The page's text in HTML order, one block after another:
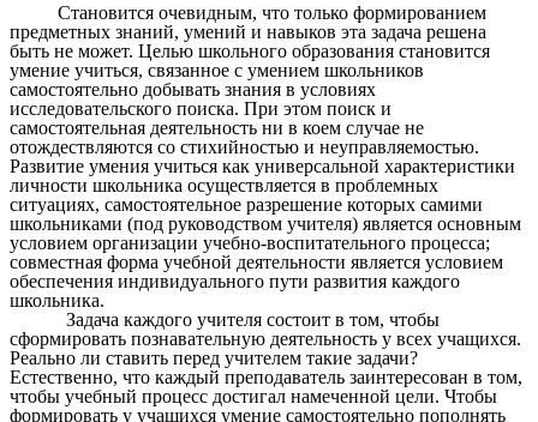
Становится очевидным, что только формированием
предметных знаний, умений и навыков эта задача решена
быть не может. Целью школьного образования становится
умение учиться, связанное с умением школьников
самостоятельно добывать знания в условиях
исследовательского поиска. При этом поиск и
самостоятельная деятельность ни в коем случае не
отождествляются со стихийностью и неуправляемостью.
Развитие умения учиться как универсальной характеристики
личности школьника осуществляется в проблемных
ситуациях, самостоятельное разрешение которых самими
школьниками (под руководством учителя) является основным
условием организации учебно-воспитательного процесса;
совместная форма учебной деятельности является условием
обеспечения индивидуального пути развития каждого
школьника.
Задача каждого учителя состоит в том, чтобы
сформировать познавательную деятельность у всех учащихся.
Реально ли ставить перед учителем такие задачи?
Естественно, что каждый преподаватель заинтересован в том,
чтобы учебный процесс достигал намеченной цели. Чтобы
формировать у учащихся умение самостоятельно пополнять